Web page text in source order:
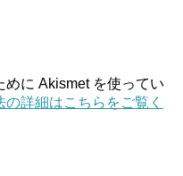
めに Akismet を使ってい
詳細はこちらをご覧く